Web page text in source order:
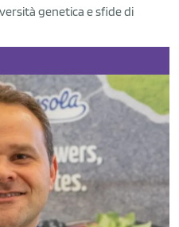
genetica e sfide di